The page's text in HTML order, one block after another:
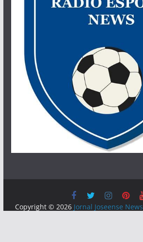
Copyright © 2026 Jornal Joseense News